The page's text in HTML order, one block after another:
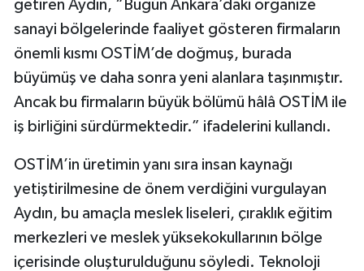
getiren Aydın, “Bugün Ankara’daki organize
sanayi bölgelerinde faaliyet gösteren firmaların
önemli kısmı OSTİM’de doğmuş, burada
büyümüş ve daha sonra yeni alanlara taşınmıştır.
Ancak bu firmaların büyük bölümü hâlâ OSTİM ile
iş birliğini sürdürmektedir.” ifadelerini kullandı.
OSTİM’in üretimin yanı sıra insan kaynağı
yetiştirilmesine de önem verdiğini vurgulayan
Aydın, bu amaçla meslek liseleri, çıraklık eğitim
merkezleri ve meslek yüksekokullarının bölge
içerisinde oluşturulduğunu söyledi. Teknoloji